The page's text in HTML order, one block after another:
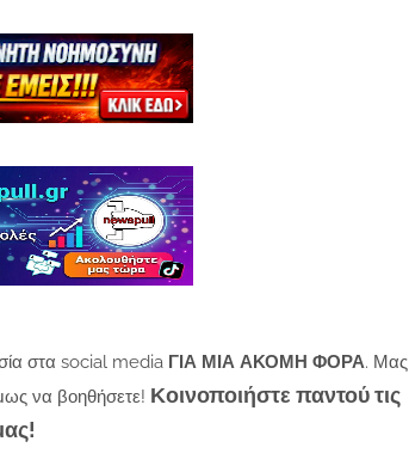
στα social media ΓΙΑ ΜΙΑ ΑΚΟΜΗ ΦΟΡΑ. Μας
να βοηθήσετε! Κοινοποιήστε παντού τις